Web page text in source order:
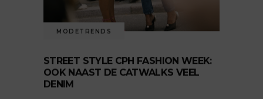
MODETRENDS
STREET STYLE CPH FASHION WEEK:
OOK NAAST DE CATWALKS VEEL
DENIM